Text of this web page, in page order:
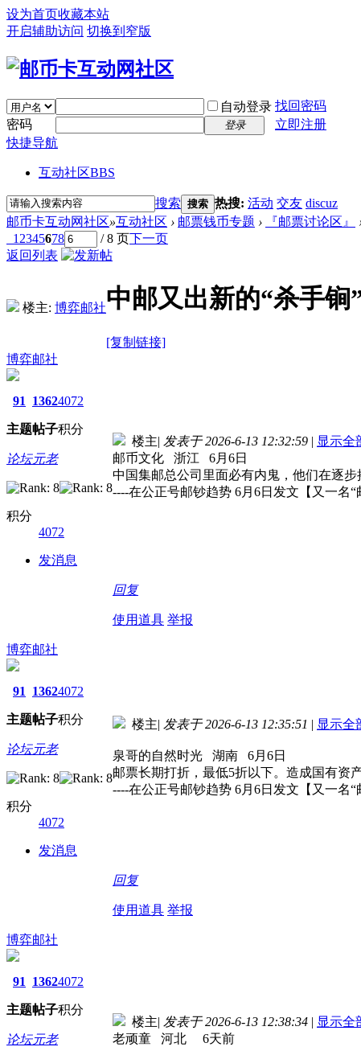
设为首页收藏本站
开启辅助访问 切换到窄版
自动登录 找回密码
密码
登录
立即注册
快捷导航
互动社区BBS
搜索 搜索 热搜: 活动 交友 discuz
邮币卡互动网社区»互动社区 › 邮票钱币专题 › 『邮票讨论区』
1 2345678 / 8 页下一页
返回列表
楼主: 博弈邮社中邮又出新的“杀手
[复制链接]
博弈邮社
91
主题
1362
帖子
4072
积分
论坛元老
积分
4072
发消息
楼主| 发表于 2026-6-13 12:32:59 | 显示全
邮币文化 浙江 6月6日
中国集邮总公司里面必有内鬼，他们在逐步
----在公正号邮钞趋势 6月6日发文【又一名“
回复
使用道具 举报
博弈邮社
91
主题
1362
帖子
4072
积分
论坛元老
积分
4072
发消息
楼主| 发表于 2026-6-13 12:35:51 | 显示全
泉哥的自然时光 湖南 6月6日
邮票长期打折，最低5折以下。造成国有资
----在公正号邮钞趋势 6月6日发文【又一名“
回复
使用道具 举报
博弈邮社
91
主题
1362
帖子
4072
积分
论坛元老
楼主| 发表于 2026-6-13 12:38:34 | 显示全
老顽童 河北 6天前